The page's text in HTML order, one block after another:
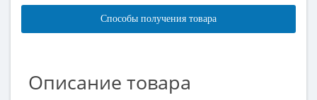
Способы получения товара
Описание товара